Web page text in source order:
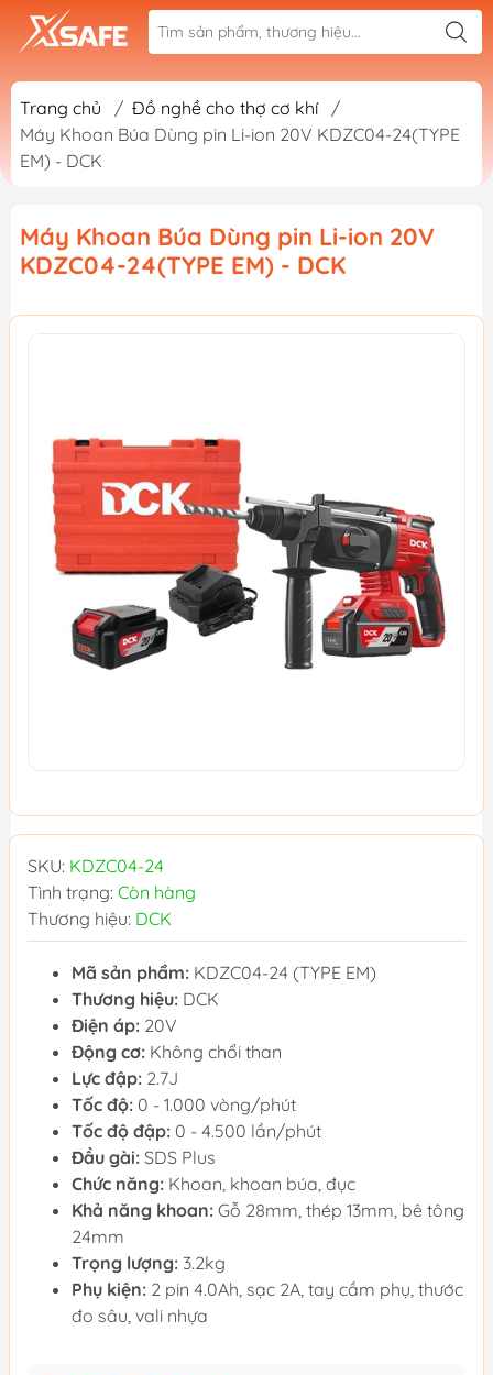
Trang chủ / Đồ nghề cho thợ cơ khí
/
Máy Khoan Búa Dùng pin Li-ion 20V KDZC04-24(TYPE
EM) - DCK
Máy Khoan Búa Dùng pin Li-ion 20V
KDZC04-24(TYPE EM) - DCK
SKU: KDZC04-24
Tình trạng: Còn hàng
Thương hiệu: DCK
Mã sản phẩm: KDZC04-24 (TYPE EM)
Thương hiệu: DCK
Điện áp: 20V
Động cơ: Không chổi than
Lực đập: 2.7J
Tốc độ: 0 - 1.000 vòng/phút
Tốc độ đập: 0 - 4.500 lần/phút
Đầu gài: SDS Plus
Chức năng: Khoan, khoan búa, đục
Khả năng khoan: Gỗ 28mm, thép 13mm, bê tông
24mm
Trọng lượng: 3.2kg
Phụ kiện: 2 pin 4.0Ah, sạc 2A, tay cầm phụ, thước
đo sâu, vali nhựa